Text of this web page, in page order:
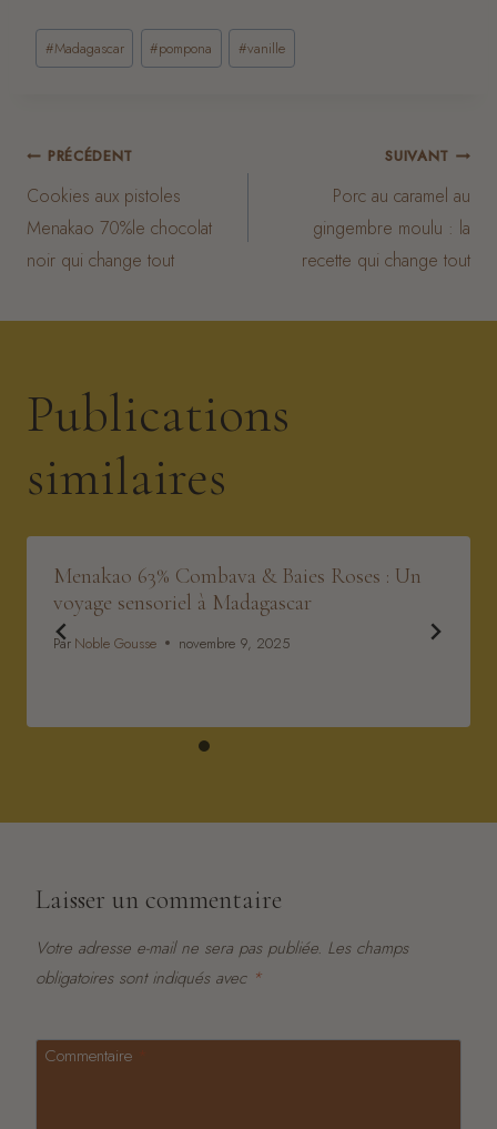
Étiquettes
de
#Madagascar #pompona #vanille
Navigation
de
PRÉCÉDENT
Cookies aux pistoles
Menakao 70%le chocolat
noir qui change tout
SUIVANT
Porc au caramel au
gingembre moulu : la
recette qui change tout
Publications
similaires
Menakao 63% Combava & Baies Roses : Un
voyage sensoriel à Madagascar
Par Noble Gousse novembre 9, 2025
Laisser un commentaire
Votre adresse e-mail ne sera pas publiée. Les champs
obligatoires sont indiqués avec *
Commentaire